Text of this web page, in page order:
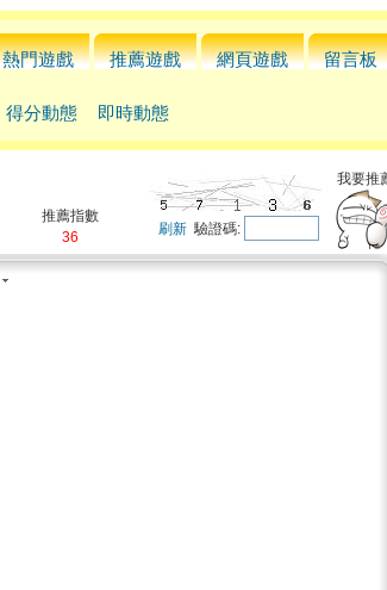
熱門遊戲 推薦遊戲 網頁遊戲 留言板
得分動態 即時動態
推薦指數
36
刷新驗證碼:
我要推